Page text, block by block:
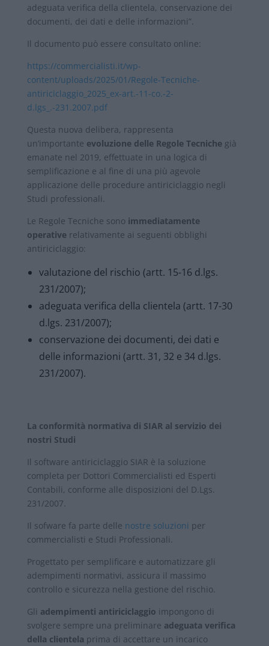
adeguata verifica della clientela, conservazione dei
documenti, dei dati e delle informazioni”.
Il documento può essere consultato online:
https://commercialisti.it/wp-
content/uploads/2025/01/Regole-Tecniche-
antiriciclaggio_2025_ex-art.-11-co.-2-
d.lgs_.-231.2007.pdf
Questa nuova delibera, rappresenta
un’importante evoluzione delle Regole Tecnichegià
emanate nel 2019, effettuate in una logica di
semplificazione e al fine di una più agevole
applicazione delle procedure antiriciclaggio negli
Studi professionali.
Le Regole Tecniche sono immediatamente
operativerelativamente ai seguenti obblighi
antiriciclaggio:
valutazione del rischio (artt. 15-16 d.lgs.
231/2007);
adeguata verifica della clientela (artt. 17-30
d.lgs. 231/2007);
conservazione dei documenti, dei dati e
delle informazioni (artt. 31, 32 e 34 d.lgs.
231/2007).
La conformità normativa di SIAR al servizio dei
nostri Studi
Il software antiriciclaggio SIAR è la soluzione
completa per Dottori Commercialisti ed Esperti
Contabili, conforme alle disposizioni del D.Lgs.
231/2007.
Il sofware fa parte delle nostre soluzioni per
commercialisti e Studi Professionali.
Progettato per semplificare e automatizzare gli
adempimenti normativi, assicura il massimo
controllo e sicurezza nella gestione del rischio.
Gli adempimenti antiriciclaggio impongono di
svolgere sempre una preliminare adeguata verifica
della clientela prima di accettare un incarico